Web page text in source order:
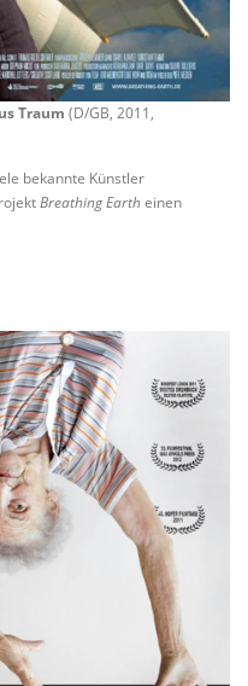
Traum (D/GB, 2011,
bekannte Künstler
Breathing Eartheinen